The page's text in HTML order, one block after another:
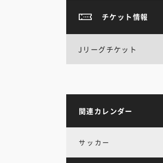
チケット情報
Jリーグチケット
関連カレンダー
サッカー